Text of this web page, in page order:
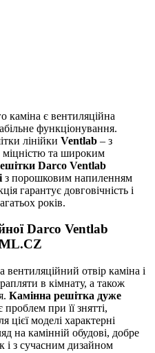
каміна є вентиляційна
функціонування.
лінійки Ventlab – з
міцністю та широким
Darco Ventlab
з порошковим напиленням
гарантує довговічність і
років.
Darco Ventlab
отвір каміна і
в кімнату, а також
Камінна решітка дуже
при її знятті,
цієї моделі характерні
на камінній обудові, добре
і з сучасним дизайном